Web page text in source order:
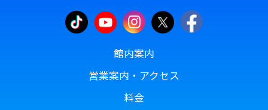
館内案内
営業案内・アクセス
料金